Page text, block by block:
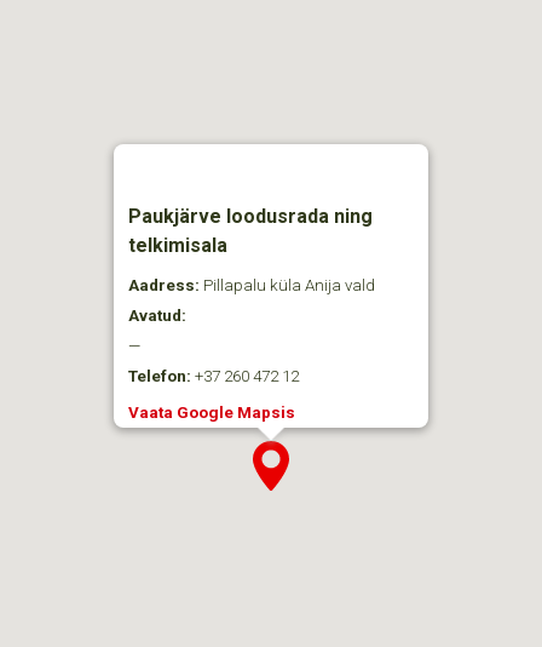
Paukjärve loodusrada ning
telkimisala
Aadress: Pillapalu küla Anija vald
Avatud:
—
Telefon: +37 260 472 12
Vaata Google Mapsis